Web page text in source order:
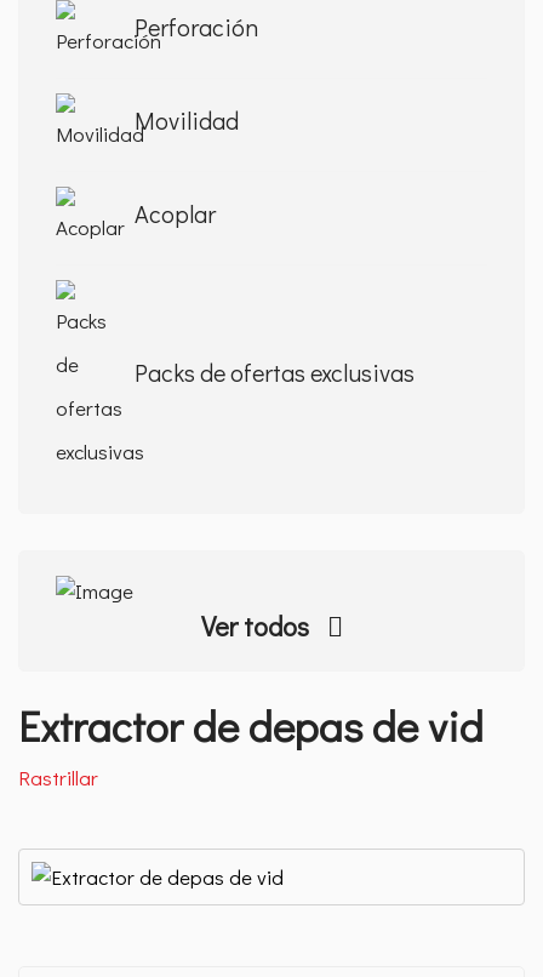
Perforación
Movilidad
Acoplar
Packs de ofertas exclusivas
Ver todos
Extractor de depas de vid
Rastrillar